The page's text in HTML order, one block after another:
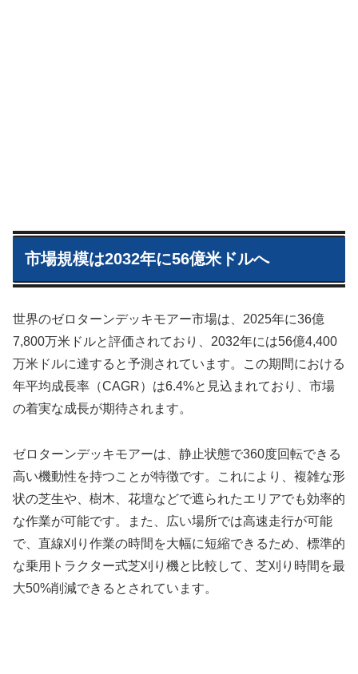
市場規模は2032年に56億米ドルへ
世界のゼロターンデッキモアー市場は、2025年に36億
7,800万米ドルと評価されており、2032年には56億4,400
万米ドルに達すると予測されています。この期間における
年平均成長率（CAGR）は6.4%と見込まれており、市場
の着実な成長が期待されます。
ゼロターンデッキモアーは、静止状態で360度回転できる
高い機動性を持つことが特徴です。これにより、複雑な形
状の芝生や、樹木、花壇などで遮られたエリアでも効率的
な作業が可能です。また、広い場所では高速走行が可能
で、直線刈り作業の時間を大幅に短縮できるため、標準的
な乗用トラクター式芝刈り機と比較して、芝刈り時間を最
大50%削減できるとされています。